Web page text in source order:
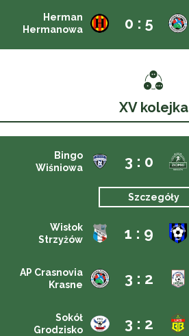
Herman
Hermanowa
0 : 5
XV kolejka
Bingo
Wiśniowa
3 : 0
Szczegóły
Wisłok
Strzyżów
1 : 9
AP Crasnovia
Krasne
3 : 2
Sokół
Grodzisko
3 : 2